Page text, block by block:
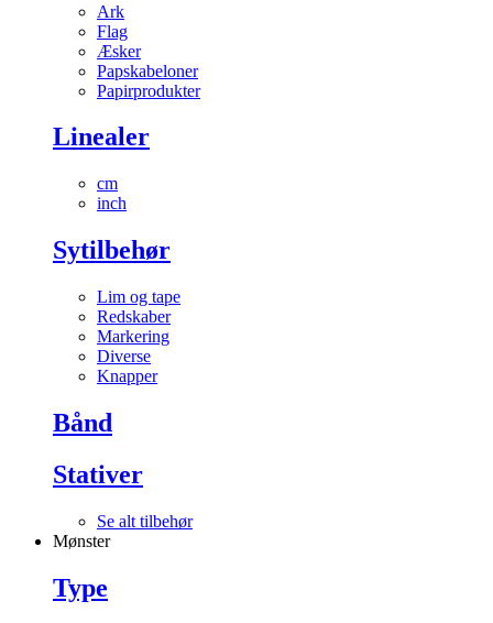
Ark
Flag
Æsker
Papskabeloner
Papirprodukter
Linealer
cm
inch
Sytilbehør
Lim og tape
Redskaber
Markering
Diverse
Knapper
Bånd
Stativer
Se alt tilbehør
Mønster
Type